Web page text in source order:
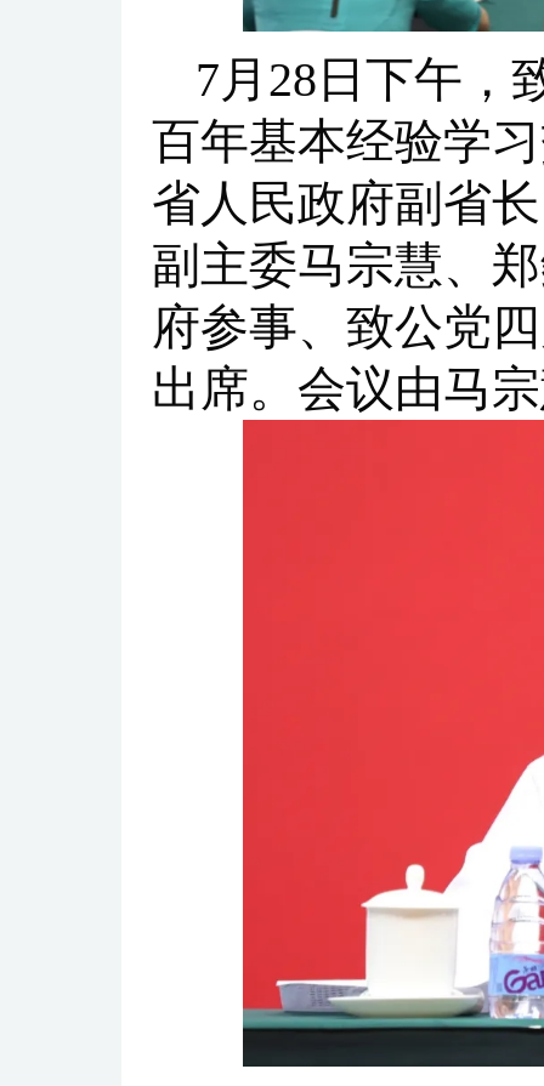
7月28日下午，
百年基本经验学
省人民政府副省
副主委马宗慧、
府参事、致公党
出席。会议由马